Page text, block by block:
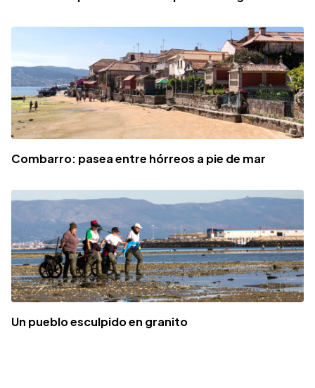
Combarro: pasea entre hórreos a pie de mar
Un pueblo esculpido en granito